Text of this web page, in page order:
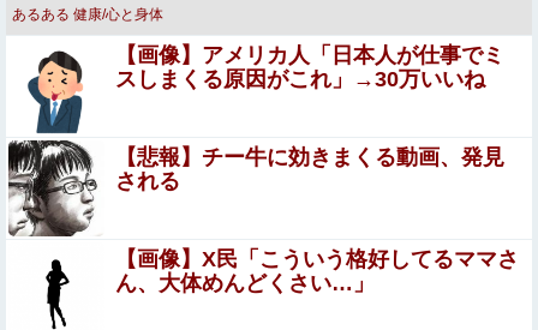
【悲報】太鼓の達人、お馴染みのフォントの使用料が年間
6万から年間320万になったので変更に
【悲報】日本円、「日米協調介入」すら無効化してしまう
ｗｗｗｗｗ
【画像】 エ□同人音声、「ヒロイン死亡エンド」がブーム
に
【悲報】ハンターハンター連載再開の様子、全くない
ｗｗｗｗｗｗｗｗｗｗｗｗｗ
謎の勢力「AI発展したらお前らは皆クビになるわ」→未だ
あるある 健康/心と身体
【画像】アメリカ人「日本人が仕事でミ
スしまくる原因がこれ」→30万いいね
【悲報】チー牛に効きまくる動画、発見
される
【画像】X民「こういう格好してるママさ
ん、大体めんどくさい…」